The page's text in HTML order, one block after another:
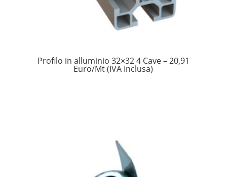
Profilo in alluminio 32×32 4 Cave – 20,91
Euro/Mt (IVA Inclusa)